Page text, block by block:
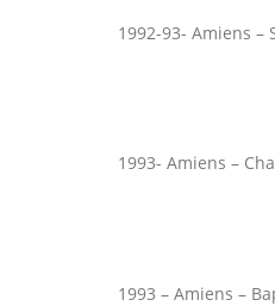
1992-93- Amiens –
1993- Amiens –
1993 – Amiens –